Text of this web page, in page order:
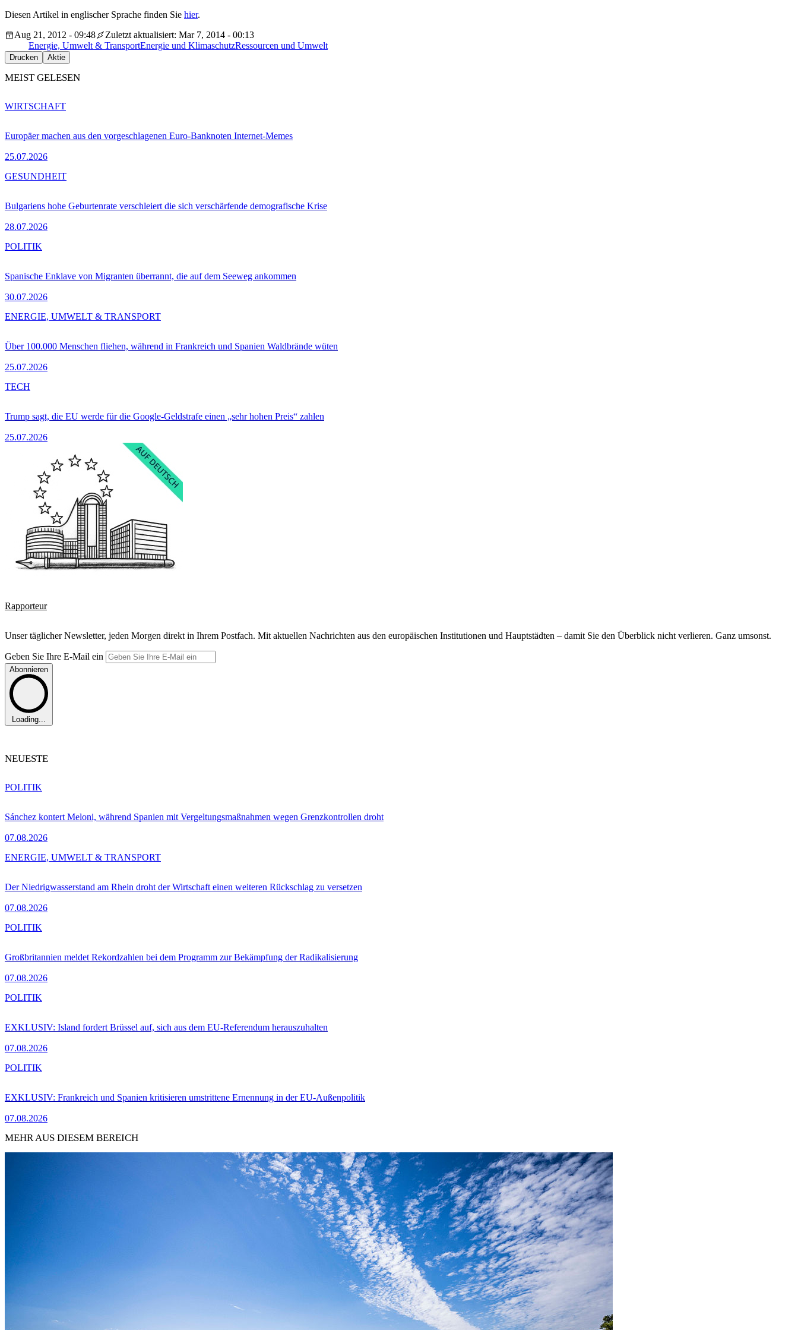
Diesen Artikel in englischer Sprache finden Sie hier.
Aug 21, 2012 - 09:48
Zuletzt aktualisiert: Mar 7, 2014 - 00:13
Energie, Umwelt & TransportEnergie und KlimaschutzRessourcen und Umwelt
Drucken Aktie
MEIST GELESEN
Europäer machen aus den vorgeschlagenen Euro-Banknoten Internet-Memes
25.07.2026
WIRTSCHAFT
Bulgariens hohe Geburtenrate verschleiert die sich verschärfende demografische Krise
28.07.2026
GESUNDHEIT
Spanische Enklave von Migranten überrannt, die auf dem Seeweg ankommen
30.07.2026
POLITIK
Über 100.000 Menschen fliehen, während in Frankreich und Spanien Waldbrände wüten
25.07.2026
ENERGIE, UMWELT & TRANSPORT
Trump sagt, die EU werde für die Google-Geldstrafe einen „sehr hohen Preis“ zahlen
25.07.2026
TECH
Rapporteur
Unser täglicher Newsletter, jeden Morgen direkt in Ihrem Postfach. Mit aktuellen Nachrichten aus den europäischen Institutionen und Hauptstädten – damit Sie den Überblick nicht verlieren. Ganz umsonst.
Geben Sie Ihre E-Mail ein
Abonnieren
Loading...
NEUESTE
Sánchez kontert Meloni, während Spanien mit Vergeltungsmaßnahmen wegen Grenzkontrollen droht
07.08.2026
POLITIK
Der Niedrigwasserstand am Rhein droht der Wirtschaft einen weiteren Rückschlag zu versetzen
07.08.2026
ENERGIE, UMWELT & TRANSPORT
Großbritannien meldet Rekordzahlen bei dem Programm zur Bekämpfung der Radikalisierung
07.08.2026
POLITIK
EXKLUSIV: Island fordert Brüssel auf, sich aus dem EU-Referendum herauszuhalten
07.08.2026
POLITIK
EXKLUSIV: Frankreich und Spanien kritisieren umstrittene Ernennung in der EU-Außenpolitik
07.08.2026
POLITIK
MEHR AUS DIESEM BEREICH